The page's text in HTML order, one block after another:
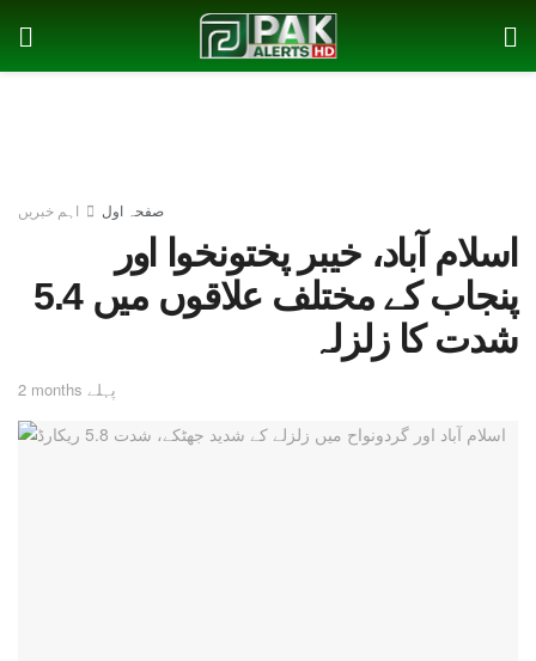
صفحہ اول اہم خبریں
اسلام آباد، خیبر پختونخوا اور
پنجاب کے مختلف علاقوں میں 5.4
شدت کا زلزلہ
2 months پہلے